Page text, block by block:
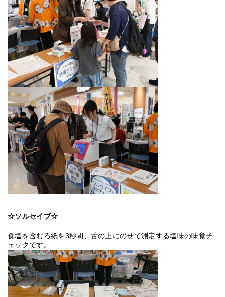
☆ソルセイブ☆
食塩を含むろ紙を3秒間、舌の上にのせて測定する塩味の味覚チ
ェックです。